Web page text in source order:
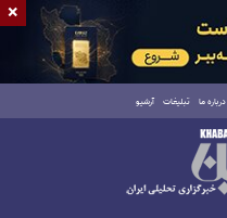
درباره ما تبلیغات آرشیو
×